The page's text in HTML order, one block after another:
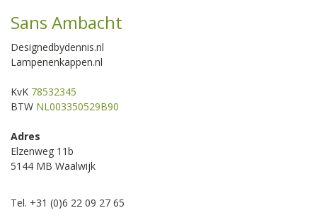
Sans Ambacht
Designedbydennis.nl
Lampenenkappen.nl
KvK 78532345
BTW NL003350529B90
Adres
Elzenweg 11b
5144 MB Waalwijk
Tel. +31 (0)6 22 09 27 65